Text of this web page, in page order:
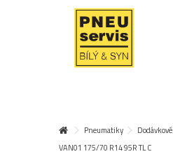
Pneumatiky Dodávkové
VAN01 175/70 R14 95R TL C